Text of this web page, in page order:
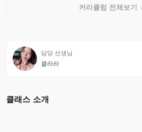
담당 선생님
클라라
클래스 소개